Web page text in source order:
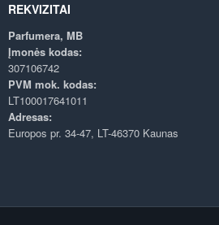
REKVIZITAI
Parfumera, MB
Įmonės kodas:
307106742
PVM mok. kodas:
LT100017641011
Adresas:
Europos pr. 34-47, LT-46370 Kaunas